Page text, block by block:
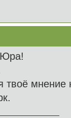
твоё мнение